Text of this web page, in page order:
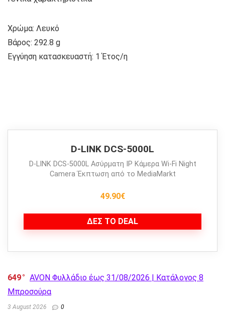
Χρώμα: Λευκό
Βάρος: 292.8 g
Εγγύηση κατασκευαστή: 1 Έτος/η
D-LINK DCS-5000L
D-LINK DCS-5000L Ασύρματη IP Κάμερα Wi-Fi Night
Camera Έκπτωση από το MediaMarkt
49.90€
ΔΕΣ ΤΟ DEAL
649
AVON Φυλλάδιο έως 31/08/2026 | Κατάλογος 8
Μπροσούρα
3 August 2026 0